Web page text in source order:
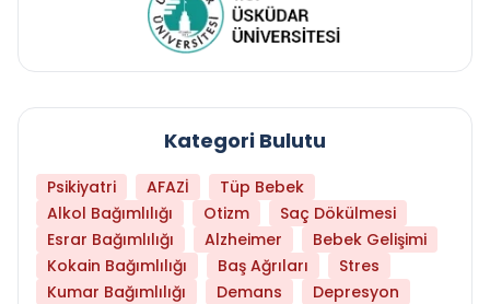
Kategori Bulutu
Psikiyatri AFAZİ
Tüp Bebek
Alkol Bağımlılığı
Otizm
Saç Dökülmesi
Esrar Bağımlılığı
Alzheimer
Bebek Gelişimi
Kokain Bağımlılığı
Baş Ağrıları
Stres
Kumar Bağımlılığı
Demans
Depresyon